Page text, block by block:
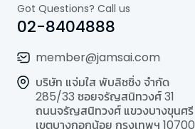
Got Questions? Call us
02-8404888
member@jamsai.com
บริษัท แจ่มใส พับลิชชิ่ง จำกัด
285/33 ซอยจรัญสนิทวงศ์ 31
ถนนจรัญสนิทวงศ์ แขวงบางขุนศรี
เขตบางกอกน้อย กรุงเทพฯ 10700